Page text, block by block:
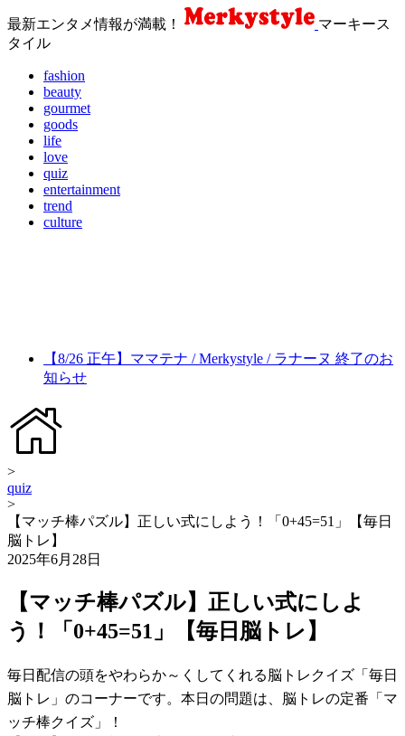
最新エンタメ情報が満載！
マーキース
タイル
fashion
beauty
gourmet
goods
life
love
quiz
entertainment
trend
culture
【8/26 正午】ママテナ / Merkystyle / ラナーヌ 終了のお
知らせ
>
quiz
>
【マッチ棒パズル】正しい式にしよう！「0+45=51」【毎日
脳トレ】
2025年6月28日
【マッチ棒パズル】正しい式にしよ
う！「0+45=51」【毎日脳トレ】
毎日配信の頭をやわらか～くしてくれる脳トレクイズ「毎日
脳トレ」のコーナーです。本日の問題は、脳トレの定番「マ
ッチ棒クイズ」！